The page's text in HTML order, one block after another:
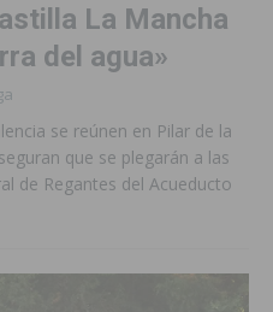
La Mancha
del agua»
se reúnen en Pilar de la
que se plegarán a las
de Regantes del Acueducto